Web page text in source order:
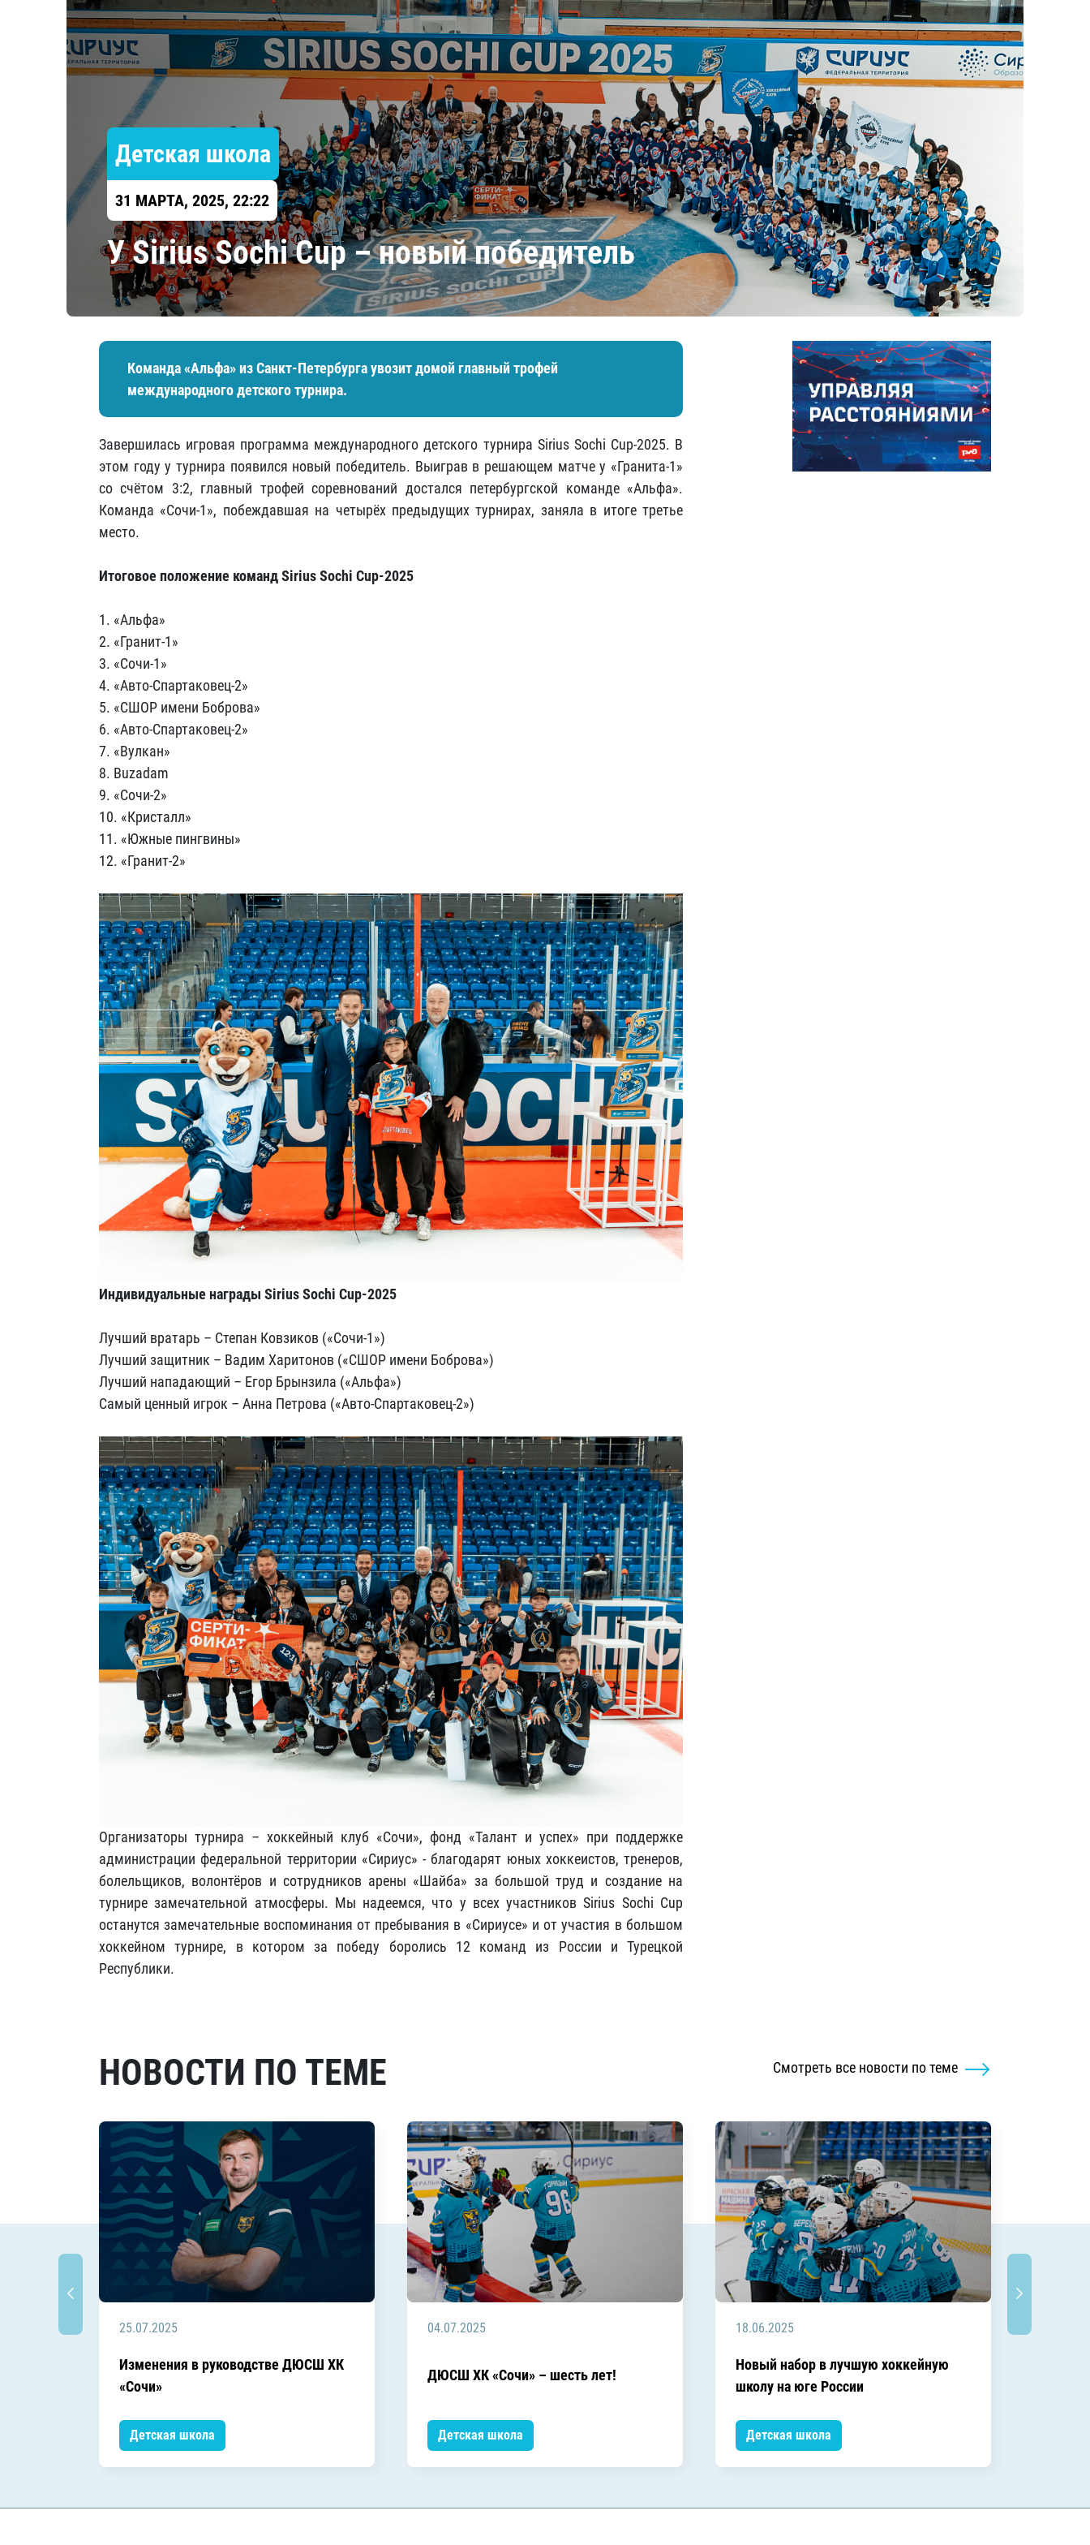
Локомотив
Северсталь
ЦСКА
Шанхайские Драконы
Амур
Барыс
Салават Юлаев
Сибирь
Детская школа
31 МАРТА, 2025, 22:22
У Sirius Sochi Cup – новый победитель
Команда «Альфа» из Санкт-Петербурга увозит домой главный трофей
международного детского турнира.
Завершилась игровая программа международного детского турнира Sirius Sochi Cup-2025. В
этом году у турнира появился новый победитель. Выиграв в решающем матче у «Гранита-1»
со счётом 3:2, главный трофей соревнований достался петербургской команде «Альфа».
Команда «Сочи-1», побеждавшая на четырёх предыдущих турнирах, заняла в итоге третье
место.
Итоговое положение команд Sirius Sochi Cup-2025
1. «Альфа»
2. «Гранит-1»
3. «Сочи-1»
4. «Авто-Спартаковец-2»
5. «СШОР имени Боброва»
6. «Авто-Спартаковец-2»
7. «Вулкан»
8. Buzadam
9. «Сочи-2»
10. «Кристалл»
11. «Южные пингвины»
12. «Гранит-2»
Индивидуальные награды Sirius Sochi Cup-2025
Лучший вратарь – Степан Ковзиков («Сочи-1»)
Лучший защитник – Вадим Харитонов («СШОР имени Боброва»)
Лучший нападающий – Егор Брынзила («Альфа»)
Самый ценный игрок – Анна Петрова («Авто-Спартаковец-2»)
Организаторы турнира – хоккейный клуб «Сочи», фонд «Талант и успех» при поддержке
администрации федеральной территории «Сириус» - благодарят юных хоккеистов, тренеров,
болельщиков, волонтёров и сотрудников арены «Шайба» за большой труд и создание на
турнире замечательной атмосферы. Мы надеемся, что у всех участников Sirius Sochi Cup
останутся замечательные воспоминания от пребывания в «Сириусе» и от участия в большом
хоккейном турнире, в котором за победу боролись 12 команд из России и Турецкой
Республики.
НОВОСТИ ПО ТЕМЕ Смотреть все новости по теме
25.07.2025
Изменения в руководстве ДЮСШ ХК
«Сочи»
Детская школа
04.07.2025
ДЮСШ ХК «Сочи» – шесть лет!
Детская школа
18.06.2025
Новый набор в лучшую хоккейную
школу на юге России
Детская школа